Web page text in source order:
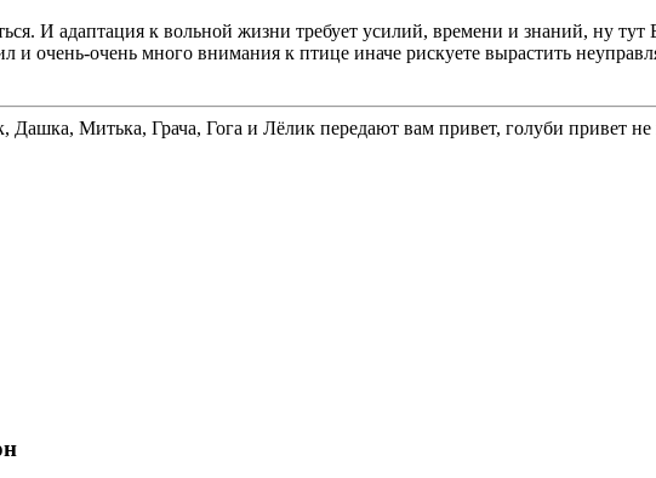
И адаптация к вольной жизни требует усилий, времени и знаний, ну
очень-очень много внимания к птице иначе рискуете вырастить
Митька, Грача, Гога и Лёлик передают вам привет, голуби привет